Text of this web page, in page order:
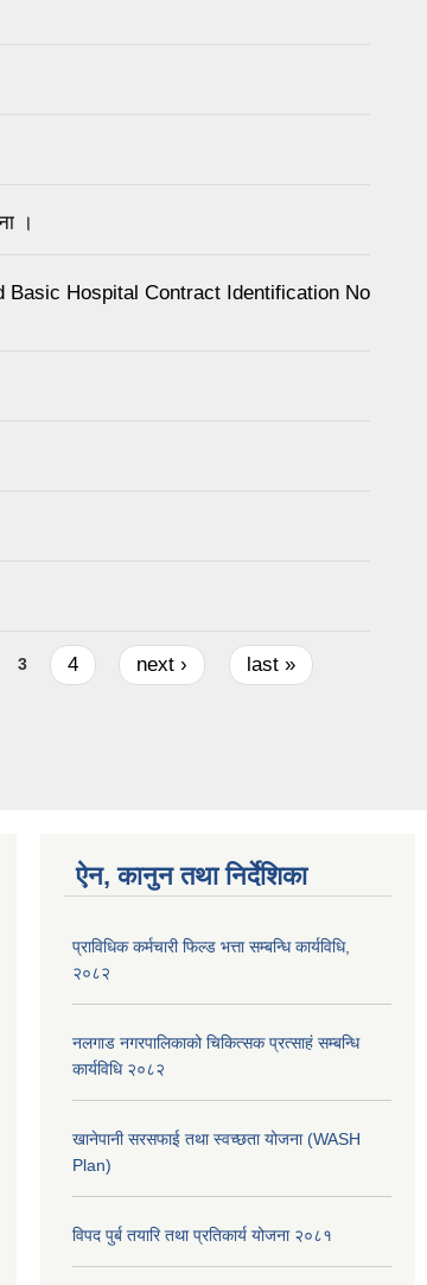
।
Hospital Contract Identification No
3 4 next › last »
ऐन, कानुन तथा निर्देशिका
प्राविधिक कर्मचारी फिल्ड भत्ता सम्बन्धि कार्यविधि,
२०८२
नलगाड नगरपालिकाको चिकित्सक प्रत्साहं सम्बन्धि
कार्यविधि २०८२
खानेपानी सरसफाई तथा स्वच्छता योजना (WASH
Plan)
विपद पुर्ब तयारि तथा प्रतिकार्य योजना २०८१